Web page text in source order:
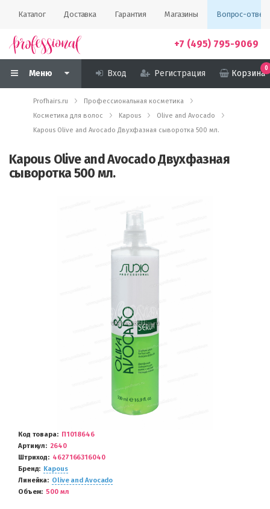
Каталог Доставка Гарантия Магазины Вопрос-ответ
+7 (495) 795-9069
Меню Вход Регистрация Корзина
0
Profhairs.ru
Профессиональная косметика
Косметика для волос
Kapous
Olive and Avocado
Kapous Olive and Avocado Двухфазная сыворотка 500 мл.
Kapous Olive and Avocado Двухфазная
сыворотка 500 мл.
Код товара
П1018646
Артикул
2640
Штриход
4627166316040
Бренд
Kapous
Линейка
Olive and Avocado
Объем
500 мл